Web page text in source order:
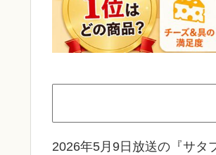
2026年5月9日放送の『サタ